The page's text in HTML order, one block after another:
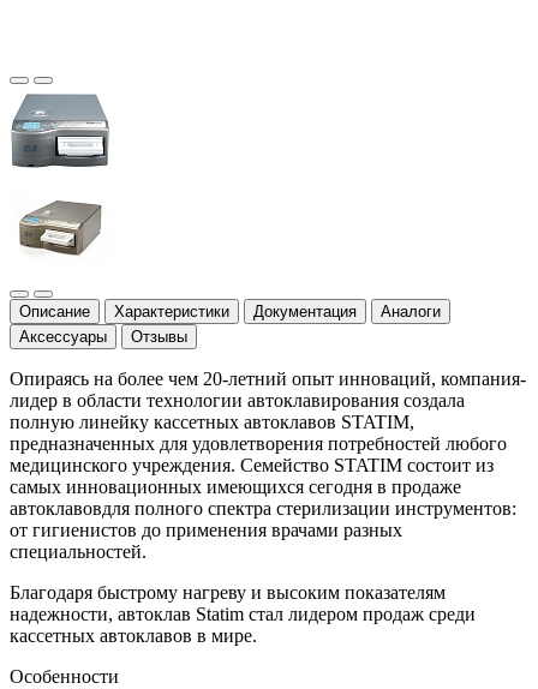
Описание Характеристики Документация
Аналоги
Аксессуары
Отзывы
Опираясь на более чем 20-летний опыт инноваций, компания-
лидер в области технологии автоклавирования создала
полную линейку кассетных автоклавов STATIM,
предназначенных для удовлетворения потребностей любого
медицинского учреждения. Семейство STATIM состоит из
самых инновационных имеющихся сегодня в продаже
автоклавовдля полного спектра стерилизации инструментов:
от гигиенистов до применения врачами разных
специальностей.
Благодаря быстрому нагреву и высоким показателям
надежности, автоклав Statim стал лидером продаж среди
кассетных автоклавов в мире.
Особенности